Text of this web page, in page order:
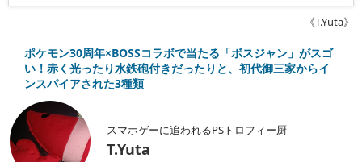
《T.Yuta》
ポケモン30周年×BOSSコラボで当たる「ボスジャン」がスゴ
い！赤く光ったり水鉄砲付きだったりと、初代御三家からイ
ンスパイアされた3種類
スマホゲーに追われるPSトロフィー厨
T.Yuta